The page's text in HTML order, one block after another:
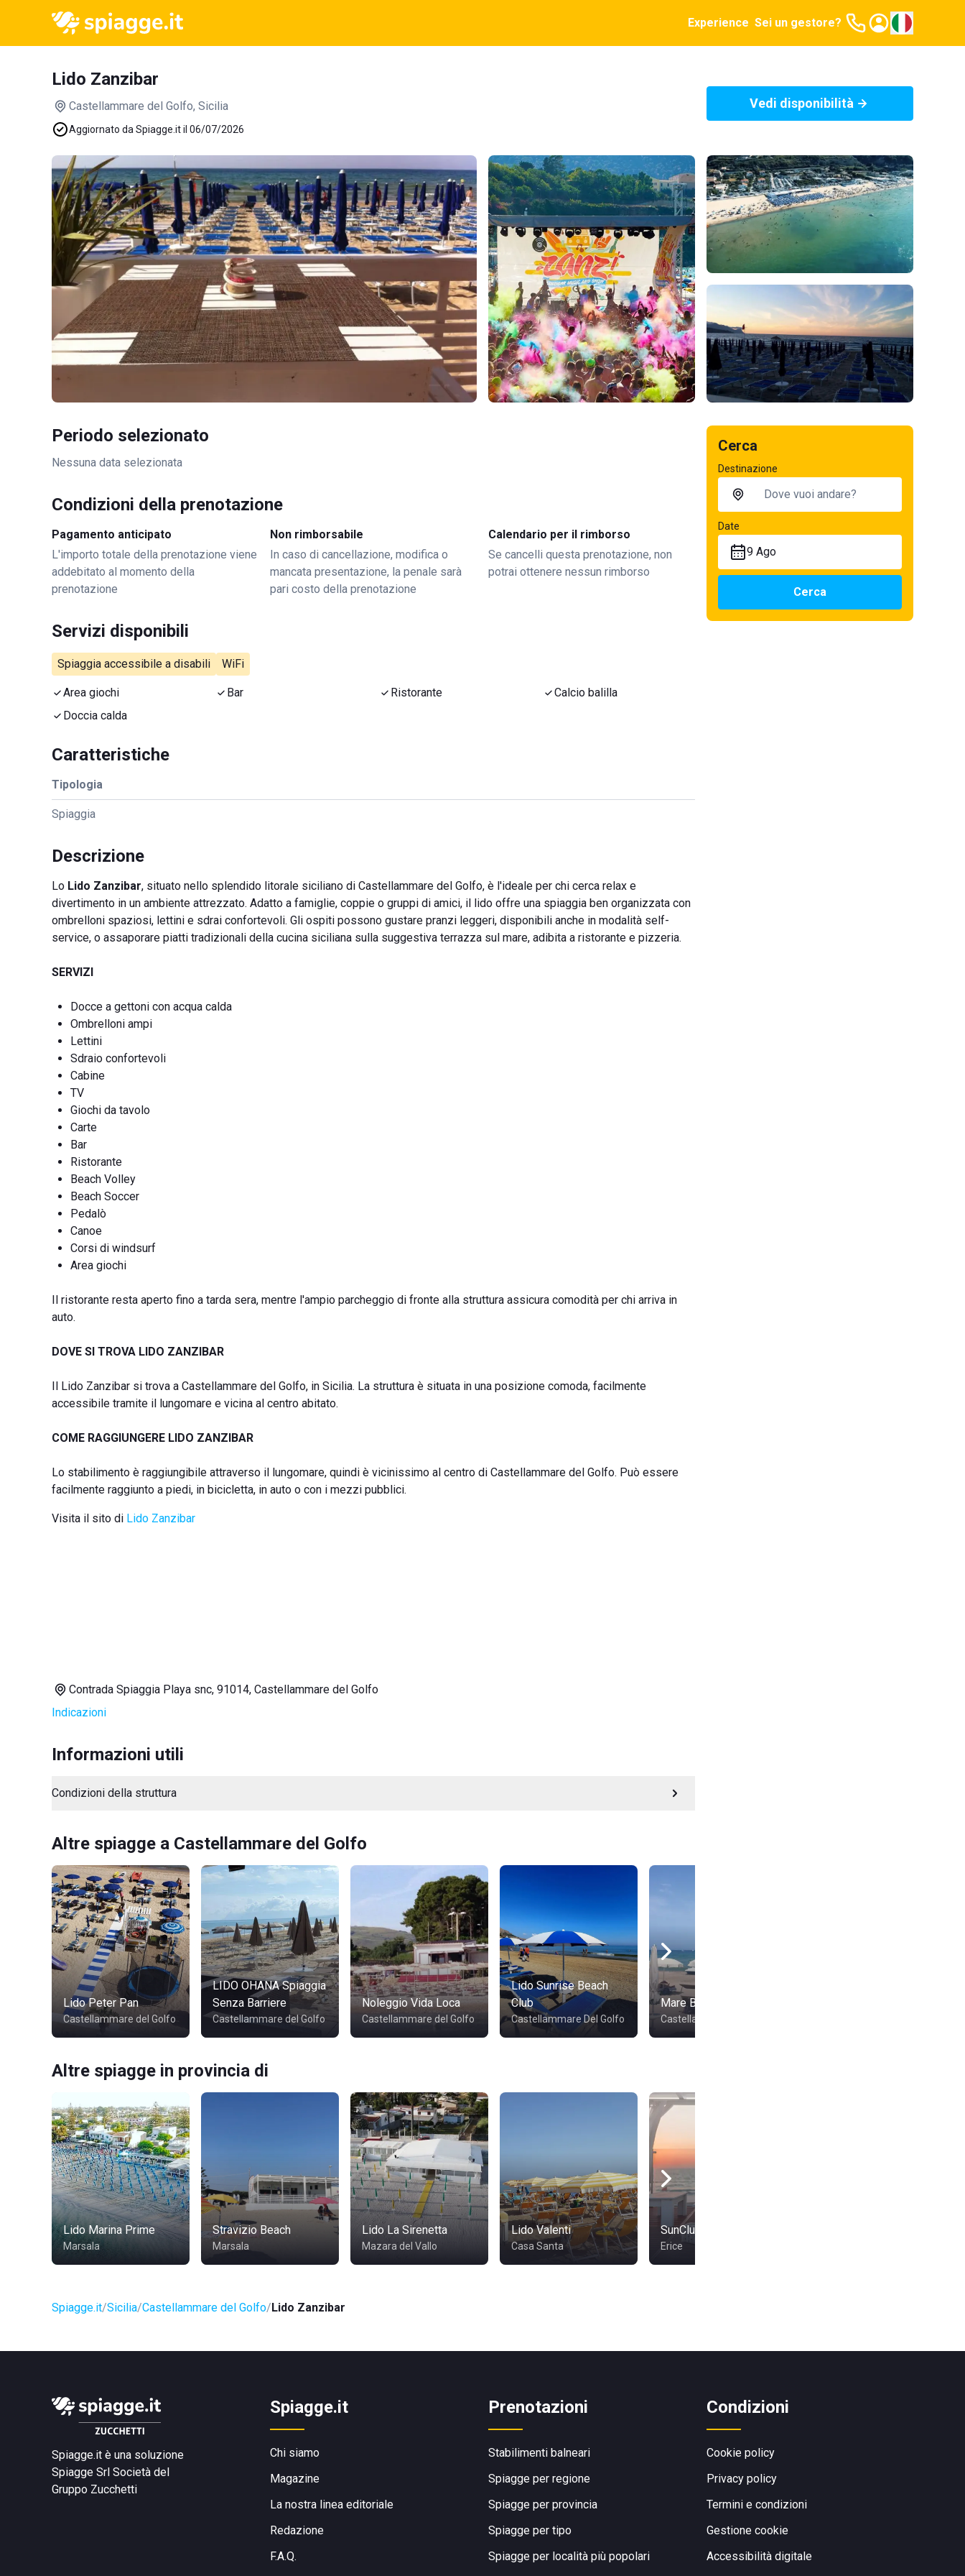
Experience Sei un gestore?
Lido Zanzibar
Castellammare del Golfo, Sicilia
Aggiornato da Spiagge.it il 06/07/2026
Vedi disponibilità
Periodo selezionato
Nessuna data selezionata
Condizioni della prenotazione
Pagamento anticipato
L'importo totale della prenotazione viene
addebitato al momento della
prenotazione
Non rimborsabile
In caso di cancellazione, modifica o
mancata presentazione, la penale sarà
pari costo della prenotazione
Calendario per il rimborso
Se cancelli questa prenotazione, non
potrai ottenere nessun rimborso
Servizi disponibili
Spiaggia accessibile a disabili WiFi
Area giochi Bar Ristorante
Calcio balilla
Doccia calda
Caratteristiche
Tipologia
Spiaggia
Descrizione
Lo Lido Zanzibar, situato nello splendido litorale siciliano di Castellammare del Golfo, è l'ideale per chi cerca relax e
divertimento in un ambiente attrezzato. Adatto a famiglie, coppie o gruppi di amici, il lido offre una spiaggia ben organizzata con
ombrelloni spaziosi, lettini e sdrai confortevoli. Gli ospiti possono gustare pranzi leggeri, disponibili anche in modalità self-
service, o assaporare piatti tradizionali della cucina siciliana sulla suggestiva terrazza sul mare, adibita a ristorante e pizzeria.
SERVIZI
Docce a gettoni con acqua calda
Ombrelloni ampi
Lettini
Sdraio confortevoli
Cabine
TV
Giochi da tavolo
Carte
Bar
Ristorante
Beach Volley
Beach Soccer
Pedalò
Canoe
Corsi di windsurf
Area giochi
Il ristorante resta aperto fino a tarda sera, mentre l'ampio parcheggio di fronte alla struttura assicura comodità per chi arriva in
auto.
DOVE SI TROVA LIDO ZANZIBAR
Il Lido Zanzibar si trova a Castellammare del Golfo, in Sicilia. La struttura è situata in una posizione comoda, facilmente
accessibile tramite il lungomare e vicina al centro abitato.
COME RAGGIUNGERE LIDO ZANZIBAR
Lo stabilimento è raggiungibile attraverso il lungomare, quindi è vicinissimo al centro di Castellammare del Golfo. Può essere
facilmente raggiunto a piedi, in bicicletta, in auto o con i mezzi pubblici.
Visita il sito di Lido Zanzibar
Contrada Spiaggia Playa snc, 91014, Castellammare del Golfo
Indicazioni
Informazioni utili
Condizioni della struttura
Altre spiagge a Castellammare del Golfo
Lido Peter Pan
Castellammare del Golfo
LIDO OHANA Spiaggia
Senza Barriere
Castellammare del Golfo
Noleggio Vida Loca
Castellammare del Golfo
Lido Sunrise Beach
Club
Castellammare Del Golfo
Mare Blu
Castellammare del Golfo
Altre spiagge in provincia di
Lido Marina Prime
Marsala
Stravizio Beach
Marsala
Lido La Sirenetta
Mazara del Vallo
Lido Valenti
Casa Santa
SunClub
Erice
Spiagge.it Sicilia Castellammare del Golfo Lido Zanzibar
Cerca
Destinazione
Date
9 Ago
Cerca
Spiagge.it è una soluzione
Spiagge Srl Società del
Gruppo Zucchetti
Spiagge.it
Chi siamo
Magazine
La nostra linea editoriale
Redazione
F.A.Q.
Prenotazioni
Stabilimenti balneari
Spiagge per regione
Spiagge per provincia
Spiagge per tipo
Spiagge per località più popolari
Condizioni
Cookie policy
Privacy policy
Termini e condizioni
Gestione cookie
Accessibilità digitale